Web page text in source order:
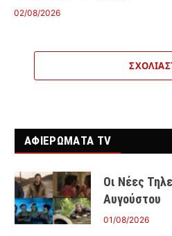
02/08/2026
ΑΦΙΕΡΩΜΑΤΑ TV
Οι Νέες
Αυγούστου
01/08/2026